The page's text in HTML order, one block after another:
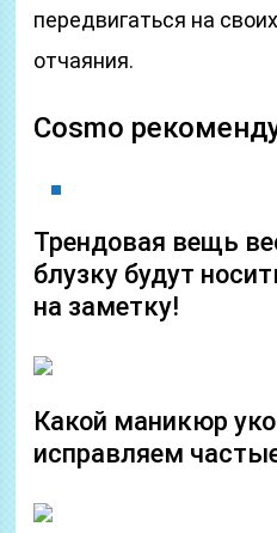
передвигаться на
отчаяния.
Cosmo
Трендовая вещь
блузку будут
на заметку!
Какой маникюр
исправляем